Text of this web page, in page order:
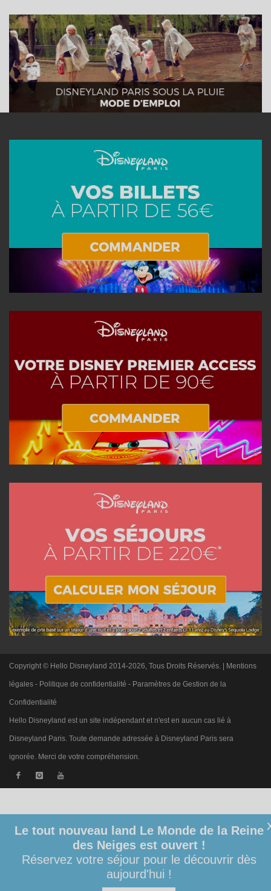
Copyright © Hello Disneyland 2014-2026, Tous Droits Réservés. | Mentions
légales - Politique de confidentialité - Paramètres de Gestion de la
Confidentialité
Hello Disneyland est un site indépendant et n'est en aucun cas lié à
Disneyland Paris. Toute demande adressée à Disneyland Paris sera
ignorée. Merci de votre compréhension.
Le tout nouveau land Le Monde de la Reine
des Neiges est ouvert !
Réservez votre séjour pour le découvrir dès
aujourd'hui !